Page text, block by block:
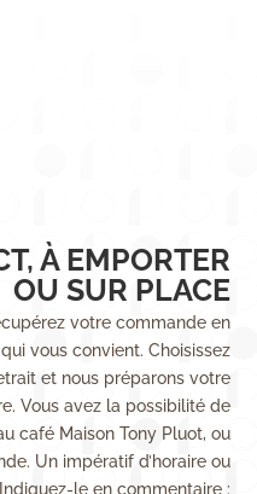
À EMPORTER
OU SUR PLACE
votre commande en
vous convient. Choisissez
et nous préparons votre
Vous avez la possibilité de
café Maison Tony Pluot, ou
Un impératif d’horaire ou
le en commentaire :